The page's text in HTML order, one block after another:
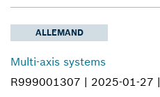
ALLEMAND
Multi-axis systems
R999001307 | 2025-01-27 |